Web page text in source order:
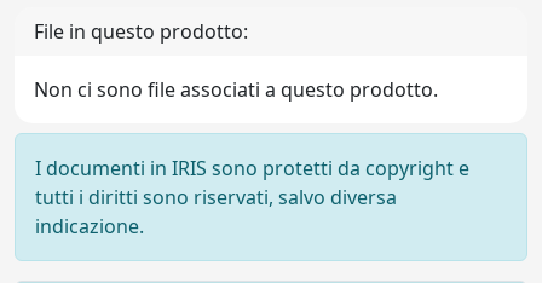
File in questo prodotto:
Non ci sono file associati a questo prodotto.
I documenti in IRIS sono protetti da copyright e
tutti i diritti sono riservati, salvo diversa
indicazione.